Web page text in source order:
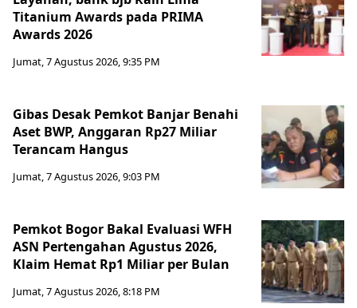
Titanium Awards pada PRIMA
Awards 2026
Jumat, 7 Agustus 2026, 9:35 PM
Gibas Desak Pemkot Banjar Benahi
Aset BWP, Anggaran Rp27 Miliar
Terancam Hangus
Jumat, 7 Agustus 2026, 9:03 PM
Pemkot Bogor Bakal Evaluasi WFH
ASN Pertengahan Agustus 2026,
Klaim Hemat Rp1 Miliar per Bulan
Jumat, 7 Agustus 2026, 8:18 PM